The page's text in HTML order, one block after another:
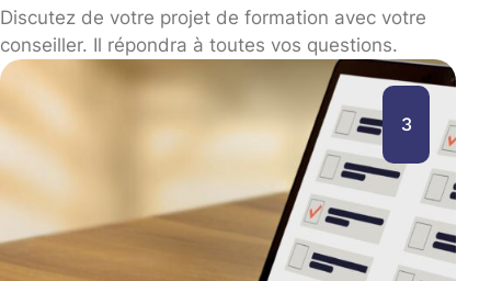
Discutez de votre projet de formation avec votre
conseiller. Il répondra à toutes vos questions.
3